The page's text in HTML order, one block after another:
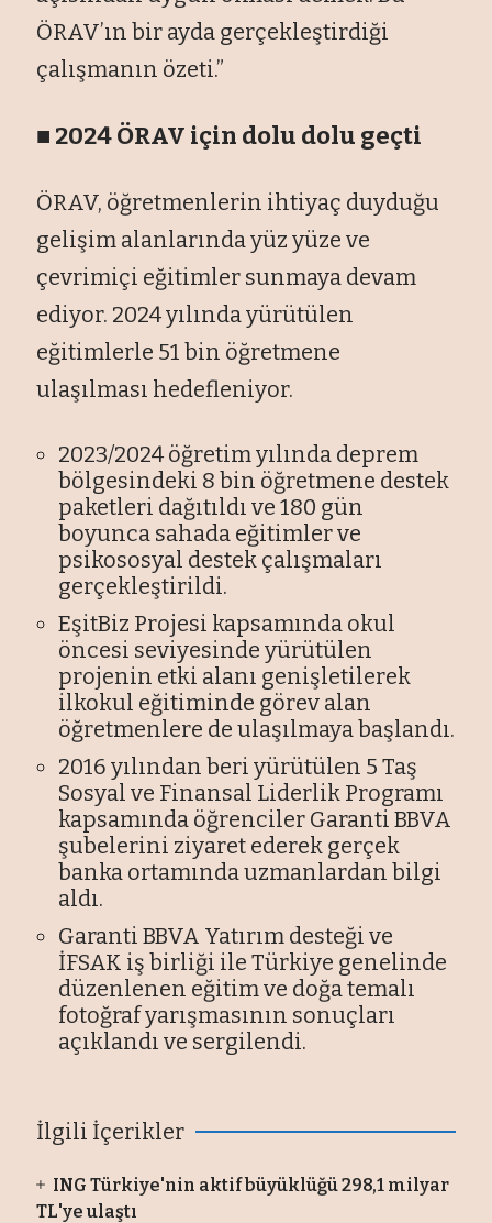
ÖRAV’ın bir ayda gerçekleştirdiği
çalışmanın özeti.”
■ 2024 ÖRAV için dolu dolu geçti
ÖRAV, öğretmenlerin ihtiyaç duyduğu
gelişim alanlarında yüz yüze ve
çevrimiçi eğitimler sunmaya devam
ediyor. 2024 yılında yürütülen
eğitimlerle 51 bin öğretmene
ulaşılması hedefleniyor.
2023/2024 öğretim yılında deprem
bölgesindeki 8 bin öğretmene destek
paketleri dağıtıldı ve 180 gün
boyunca sahada eğitimler ve
psikososyal destek çalışmaları
gerçekleştirildi.
EşitBiz Projesi kapsamında okul
öncesi seviyesinde yürütülen
projenin etki alanı genişletilerek
ilkokul eğitiminde görev alan
öğretmenlere de ulaşılmaya başlandı.
2016 yılından beri yürütülen 5 Taş
Sosyal ve Finansal Liderlik Programı
kapsamında öğrenciler Garanti BBVA
şubelerini ziyaret ederek gerçek
banka ortamında uzmanlardan bilgi
aldı.
Garanti BBVA Yatırım desteği ve
İFSAK iş birliği ile Türkiye genelinde
düzenlenen eğitim ve doğa temalı
fotoğraf yarışmasının sonuçları
açıklandı ve sergilendi.
İlgili İçerikler
ING Türkiye'nin aktif büyüklüğü 298,1 milyar
TL'ye ulaştı